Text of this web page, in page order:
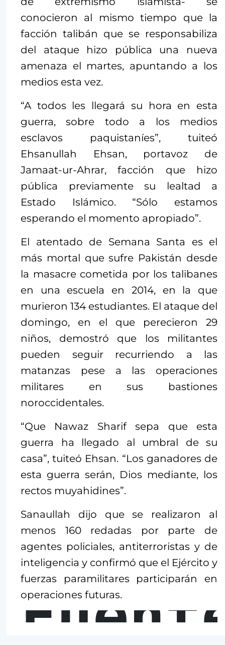
conocieron al mismo tiempo que la
facción talibán que se responsabiliza
del ataque hizo pública una nueva
amenaza el martes, apuntando a los
medios esta vez.
“A todos les llegará su hora en esta
guerra, sobre todo a los medios
esclavos paquistaníes”, tuiteó
Ehsanullah Ehsan, portavoz de
Jamaat-ur-Ahrar, facción que hizo
pública previamente su lealtad a
Estado Islámico. “Sólo estamos
esperando el momento apropiado”.
El atentado de Semana Santa es el
más mortal que sufre Pakistán desde
la masacre cometida por los talibanes
en una escuela en 2014, en la que
murieron 134 estudiantes. El ataque del
domingo, en el que perecieron 29
niños, demostró que los militantes
pueden seguir recurriendo a las
matanzas pese a las operaciones
militares en sus bastiones
noroccidentales.
“Que Nawaz Sharif sepa que esta
guerra ha llegado al umbral de su
casa”, tuiteó Ehsan. “Los ganadores de
esta guerra serán, Dios mediante, los
rectos muyahidines”.
Sanaullah dijo que se realizaron al
menos 160 redadas por parte de
agentes policiales, antiterroristas y de
inteligencia y confirmó que el Ejército y
fuerzas paramilitares participarán en
operaciones futuras.